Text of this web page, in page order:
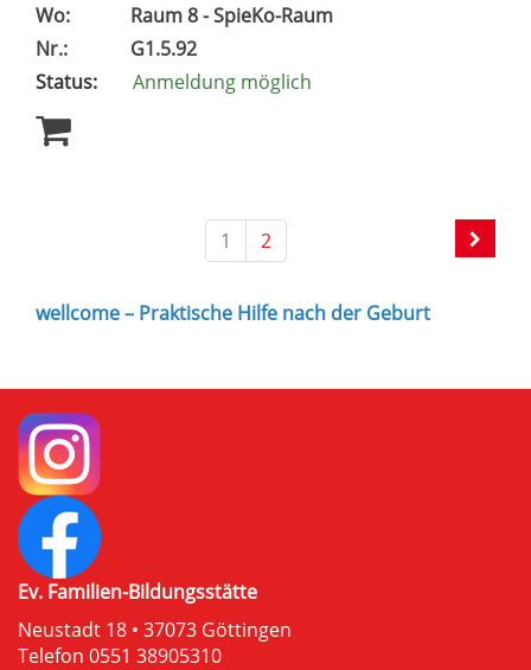
Wo:
Raum 8 - SpieKo-Raum
Nr.:
G1.5.92
Status:
Anmeldung möglich
1 2
wellcome – Praktische Hilfe nach der Geburt
Ev. Familien-Bildungsstätte
Neustadt 18 • 37073 Göttingen
Telefon 0551 38905310